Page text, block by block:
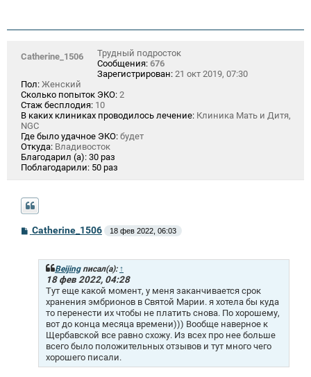
Catherine_1506
Трудный подросток
Сообщения: 676
Зарегистрирован: 21 окт 2019, 07:30
Пол: Женский
Сколько попыток ЭКО: 2
Стаж бесплодия: 10
В каких клиниках проводилось лечение: Клиника Мать и Дитя,
NGC
Где было удачное ЭКО: будет
Откуда: Владивосток
Благодарил (а): 30 раз
Поблагодарили: 50 раз
СCatherine_1506 18 фев 2022, 06:03
Beijingписал(а): ↑
18 фев 2022, 04:28
Тут еще какой момент, у меня заканчивается срок
хранения эмбрионов в Святой Марии. я хотела бы куда
то перенести их чтобы не платить снова. По хорошему,
вот до конца месяца времени))) Вообще наверное к
Щербавской все равно схожу. Из всех про нее больше
всего было положительных отзывов и тут много чего
хорошего писали.